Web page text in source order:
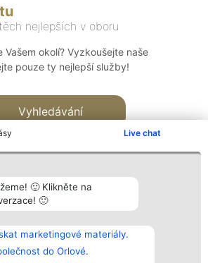
Live chat
🙂 Klikněte na
🙂
marketingové materiály.
do Orlové.
nejlepších v oboru
okolí? Vyzkoušejte naše
pouze ty nejlepší služby!
Vyhledávání
Vítězové
Seznam všech
laureátů
Zásady
Kontakt